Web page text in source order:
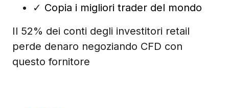
✓ Copia i migliori trader del mondo
Il 52% dei conti degli investitori retail
perde denaro negoziando CFD con
questo fornitore